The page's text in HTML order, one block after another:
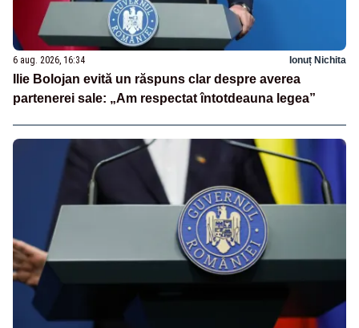
6 aug. 2026, 16:34 Ionuț Nichita
Ilie Bolojan evită un răspuns clar despre averea
partenerei sale: „Am respectat întotdeauna legea”